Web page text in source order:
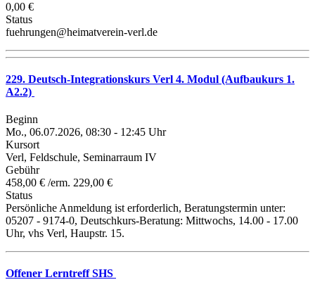
0,00 €
Status
fuehrungen@heimatverein-verl.de
229. Deutsch-Integrationskurs Verl 4. Modul (Aufbaukurs 1.
A2.2)
Beginn
Mo., 06.07.2026, 08:30 - 12:45 Uhr
Kursort
Verl, Feldschule, Seminarraum IV
Gebühr
458,00 € /erm. 229,00 €
Status
Persönliche Anmeldung ist erforderlich, Beratungstermin unter:
05207 - 9174-0, Deutschkurs-Beratung: Mittwochs, 14.00 - 17.00
Uhr, vhs Verl, Haupstr. 15.
Offener Lerntreff SHS